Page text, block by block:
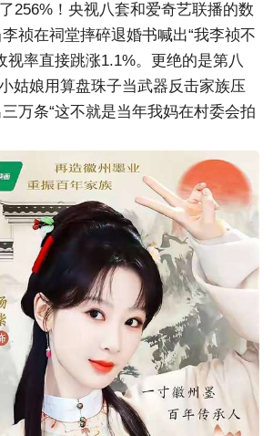
256%！央视八套和爱奇艺联播的数
祯在祠堂摔碎退婚书喊出“我李祯不
视率直接跳涨1.1%。更绝的是第八
姑娘用算盘珠子当武器反击家族压
万条“这不就是当年我妈在村委会拍